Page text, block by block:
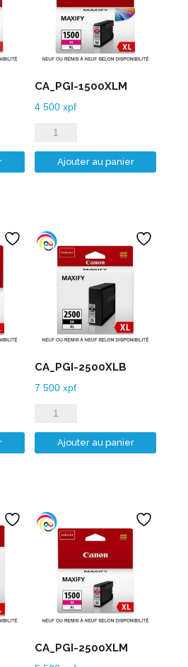
CA_PGI-1500XLM
4 500xpf
quantité
de
CA_PGI-
Ajouter au panier
CA_PGI-2500XLB
7 500xpf
quantité
de
CA_PGI-
Ajouter au panier
CA_PGI-2500XLM